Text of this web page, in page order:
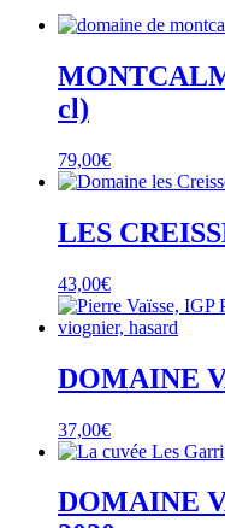
cl)
79,00€
LES
43,00€
DOMAINE
37,00€
DOMAINE